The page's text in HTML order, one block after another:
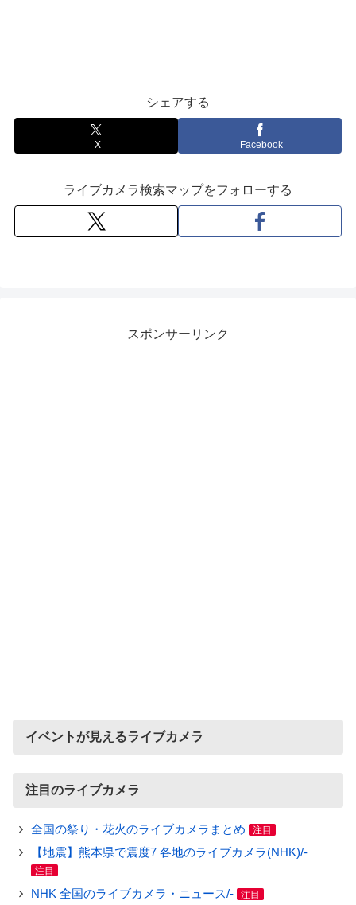
シェアする
X Facebook
ライブカメラ検索マップをフォローする
スポンサーリンク
イベントが見えるライブカメラ
注目のライブカメラ
全国の祭り・花火のライブカメラまとめ 注目
【地震】熊本県で震度7 各地のライブカメラ(NHK)/-
注目
NHK 全国のライブカメラ・ニュース/- 注目